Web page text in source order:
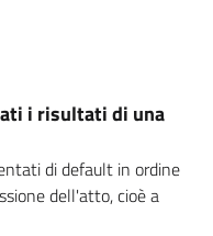
i risultati di una
di default in ordine
dell'atto, cioè a